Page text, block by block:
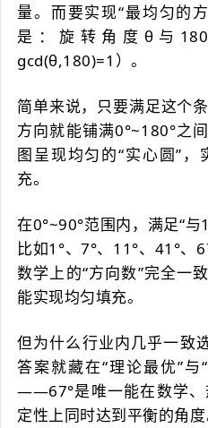
量。而要实现“最均匀的
是：旋转角度θ与
gcd(θ,180)=1）。
简单来说，只要满足这个
方向就能铺满0°~180°之
图呈现均匀的“实心圆”
充。
在0°~90°范围内，满足“与
比如1°、7°、11°、41°、
数学上的“方向数”完全一
能实现均匀填充。
但为什么行业内几乎一致
答案就藏在“理论最优”与
——67°是唯一能在数学、
定性上同时达到平衡的角度